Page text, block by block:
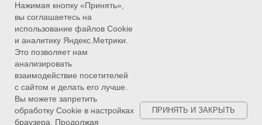
Нажимая кнопку «Принять»,
вы соглашаетесь на
использование файлов Cookie
и аналитику Яндекс.Метрики.
Это позволяет нам
анализировать
взаимодействие посетителей
с сайтом и делать его лучше.
Вы можете запретить
обработку Cookie в настройках
браузера. Продолжая
ПРИНЯТЬ И ЗАКРЫТЬ